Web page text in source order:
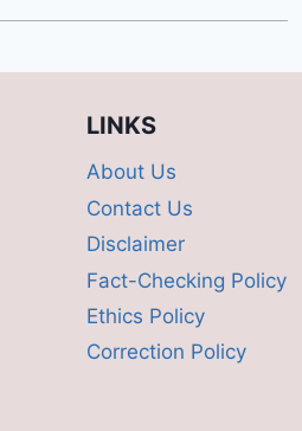
LINKS
About Us
Contact Us
Disclaimer
Fact-Checking Policy
Ethics Policy
Correction Policy